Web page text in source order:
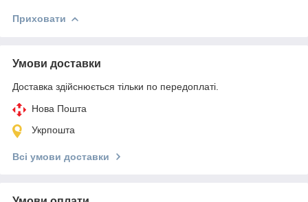
Приховати
Умови доставки
Доставка здійснюється тільки по передоплаті.
Нова Пошта
Укрпошта
Всі умови доставки